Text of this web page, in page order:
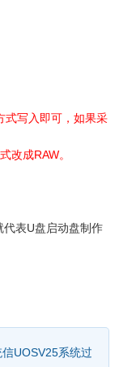
式写入即可，如果采
改成RAW。
表U盘启动盘制作
UOSV25系统过